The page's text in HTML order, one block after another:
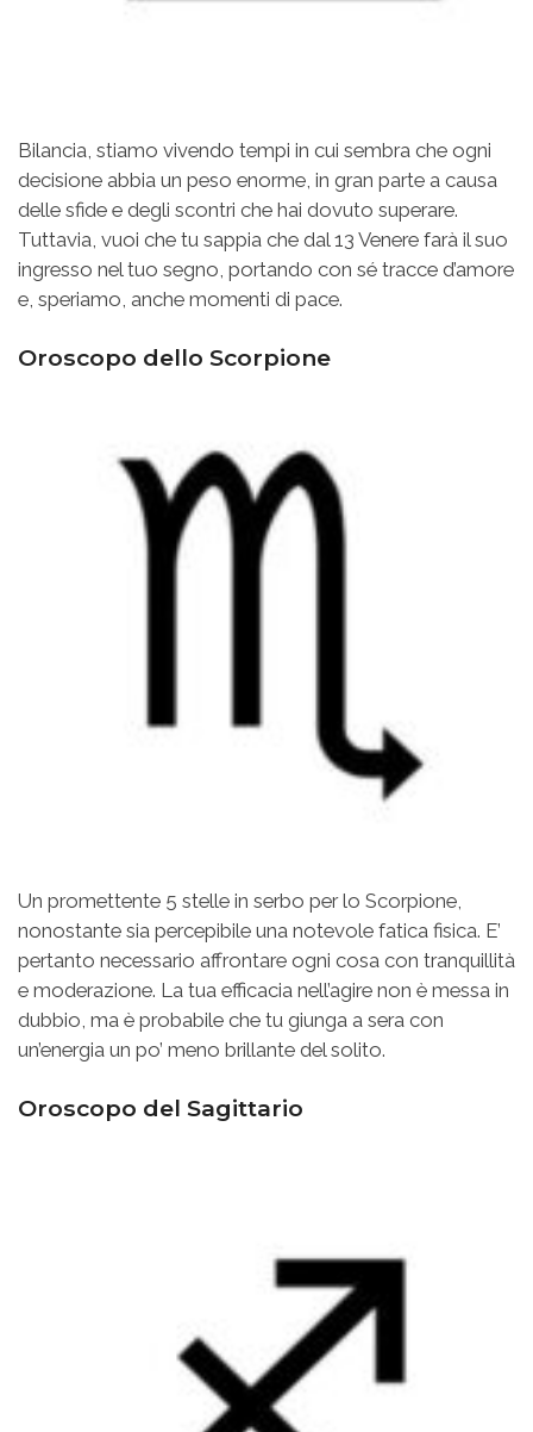
Bilancia, stiamo vivendo tempi in cui sembra che ogni
decisione abbia un peso enorme, in gran parte a causa
delle sfide e degli scontri che hai dovuto superare.
Tuttavia, vuoi che tu sappia che dal 13 Venere farà il suo
ingresso nel tuo segno, portando con sé tracce d’amore
e, speriamo, anche momenti di pace.
Oroscopo dello Scorpione
Un promettente 5 stelle in serbo per lo Scorpione,
nonostante sia percepibile una notevole fatica fisica. E’
pertanto necessario affrontare ogni cosa con tranquillità
e moderazione. La tua efficacia nell’agire non è messa in
dubbio, ma è probabile che tu giunga a sera con
un’energia un po’ meno brillante del solito.
Oroscopo del Sagittario